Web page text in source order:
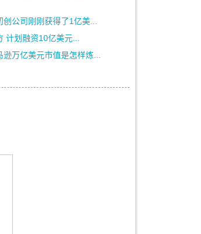
公司刚刚获得了1亿美...
计划融资10亿美元...
万亿美元市值是怎样炼...